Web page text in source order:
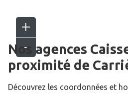
Nos agences
proximité de
Découvrez les coordonnées et